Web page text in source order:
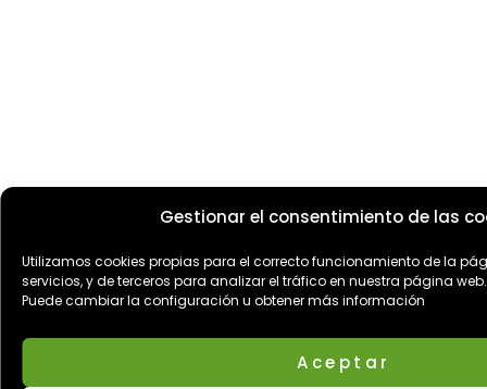
Gestionar el consentimiento de las
Utilizamos cookies propias para el correcto funcionamiento de la
servicios, y de terceros para analizar el tráfico en nuestra página web.
Puede cambiar la configuración u obtener más información
Aceptar